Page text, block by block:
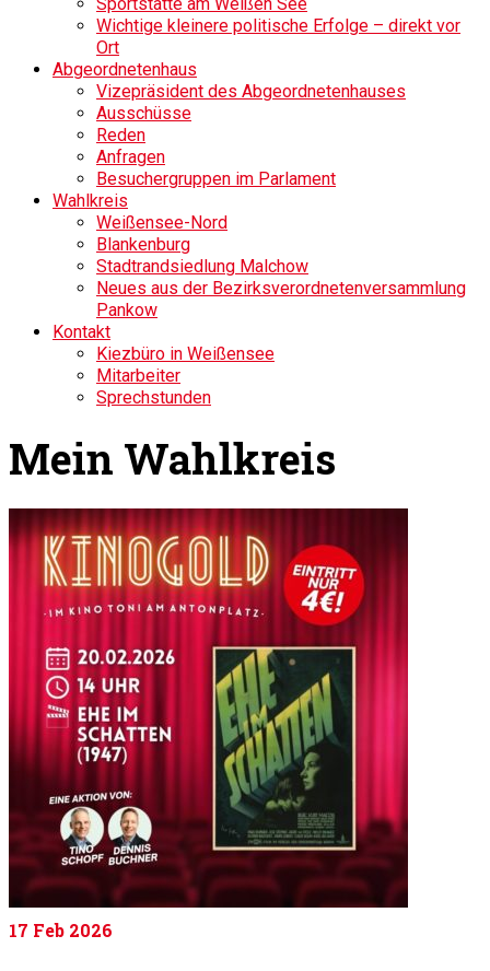
Wichtige kleinere politische Erfolge – direkt vor
Ort
Abgeordnetenhaus
Vizepräsident des Abgeordnetenhauses
Ausschüsse
Reden
Anfragen
Besuchergruppen im Parlament
Wahlkreis
Weißensee-Nord
Blankenburg
Stadtrandsiedlung Malchow
Neues aus der Bezirksverordnetenversammlung
Pankow
Kontakt
Kiezbüro in Weißensee
Mitarbeiter
Sprechstunden
Mein Wahlkreis
17 Feb 2026